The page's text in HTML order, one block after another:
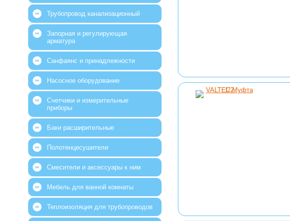
Трубопровод канализационный
Запорная и регулирующая
арматура
Санфаянс и принадлежности
Насосное оборудование
Счетчики и измерительные
приборы
Баки расширительные
Полотенцесушители
Смесители и аксессуары к ним
Мебель для ванной комнаты
Теплоизоляция для трубопроводов